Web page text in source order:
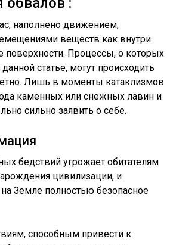
наполнено движением,
веществ как внутри
поверхности. Процессы, о которых
статье, могут происходить
Лишь в моменты катаклизмов
каменных или снежных лавин и
сильно заявить о себе.
бедствий угрожает обитателям
цивилизации, и
Земле полностью безопасное
способным привести к